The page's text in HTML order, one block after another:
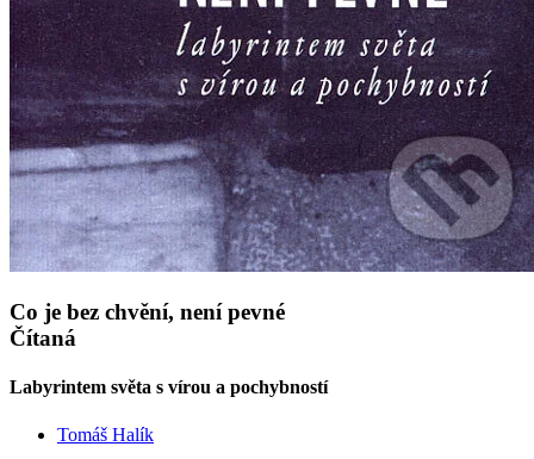
Co je bez chvění, není pevné
Čítaná
Labyrintem světa s vírou a pochybností
Tomáš Halík